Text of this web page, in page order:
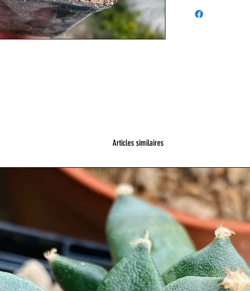
Articles similaires